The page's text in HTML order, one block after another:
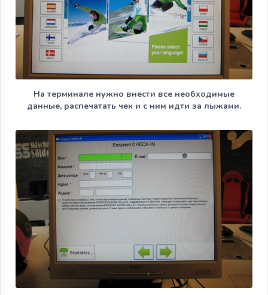
На терминале нужно внести все необходимые
данные, распечатать чек и с ним идти за лыжами.